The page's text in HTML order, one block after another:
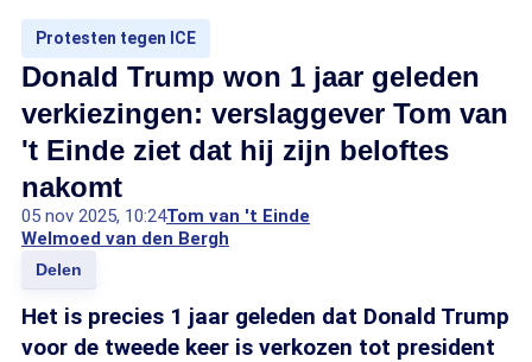
Protesten tegen ICE
Donald Trump won 1 jaar geleden
verkiezingen: verslaggever Tom van
't Einde ziet dat hij zijn beloftes
nakomt
05 nov 2025, 10:24Tom van 't Einde
Welmoed van den Bergh
Delen
Het is precies 1 jaar geleden dat Donald Trump
voor de tweede keer is verkozen tot president